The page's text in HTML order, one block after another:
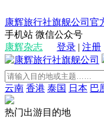
康辉旅行社旗舰公司官
手机站 微信公众号
康辉杂志
登录 | 注册
云南 香港 泰国 日本 巴
热门出游目的地